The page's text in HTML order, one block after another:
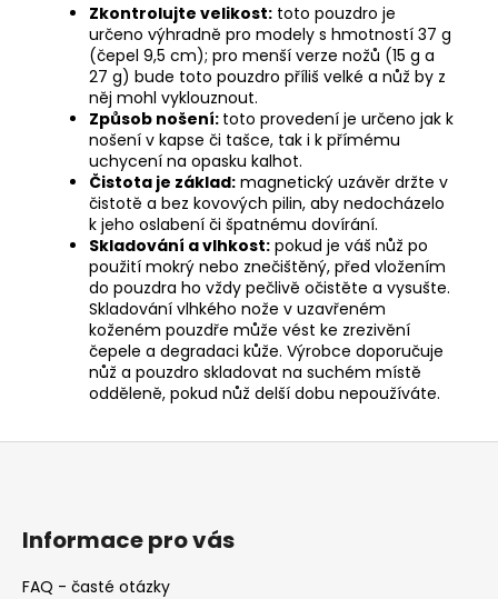
Zkontrolujte velikost: toto pouzdro je
určeno výhradně pro modely s hmotností 37 g
(čepel 9,5 cm); pro menší verze nožů (15 g a
27 g) bude toto pouzdro příliš velké a nůž by z
něj mohl vyklouznout.
Způsob nošení: toto provedení je určeno jak k
nošení v kapse či tašce, tak i k přímému
uchycení na opasku kalhot.
Čistota je základ: magnetický uzávěr držte v
čistotě a bez kovových pilin, aby nedocházelo
k jeho oslabení či špatnému dovírání.
Skladování a vlhkost: pokud je váš nůž po
použití mokrý nebo znečištěný, před vložením
do pouzdra ho vždy pečlivě očistěte a vysušte.
Skladování vlhkého nože v uzavřeném
koženém pouzdře může vést ke zrezivění
čepele a degradaci kůže. Výrobce doporučuje
nůž a pouzdro skladovat na suchém místě
odděleně, pokud nůž delší dobu nepoužíváte.
Z
Informace pro vás
FAQ - časté otázky